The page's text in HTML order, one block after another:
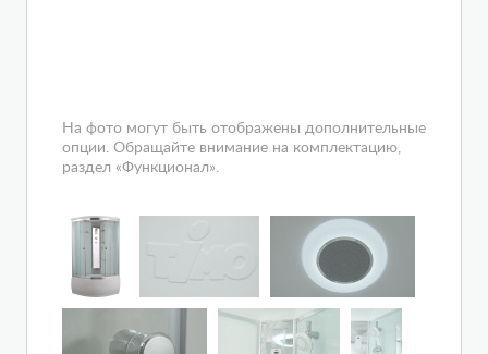
На фото могут быть отображены дополнительные
опции. Обращайте внимание на комплектацию,
раздел «Функционал».